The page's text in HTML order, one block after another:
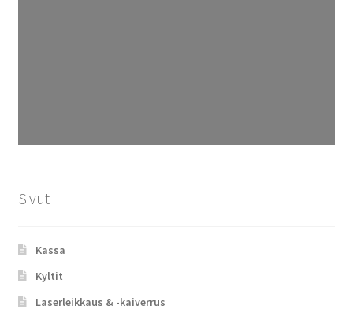
Sivut
Kassa
Kyltit
Laserleikkaus & -kaiverrus